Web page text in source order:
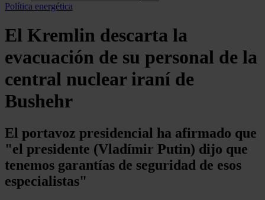
Política energética
El Kremlin descarta la
evacuación de su personal de la
central nuclear iraní de
Bushehr
El portavoz presidencial ha afirmado que
"el presidente (Vladímir Putin) dijo que
tenemos garantías de seguridad de esos
especialistas"